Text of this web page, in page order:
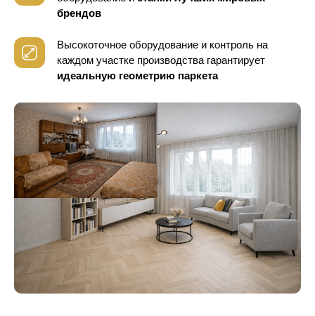
брендов
Высокоточное оборудование и контроль на
каждом участке производства гарантирует
идеальную геометрию паркета